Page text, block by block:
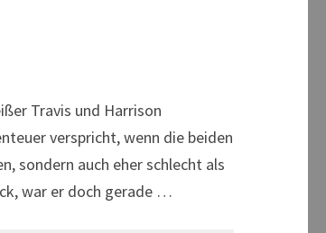
Travis und Harrison
verspricht, wenn die beiden
sondern auch eher schlecht als
war er doch gerade …